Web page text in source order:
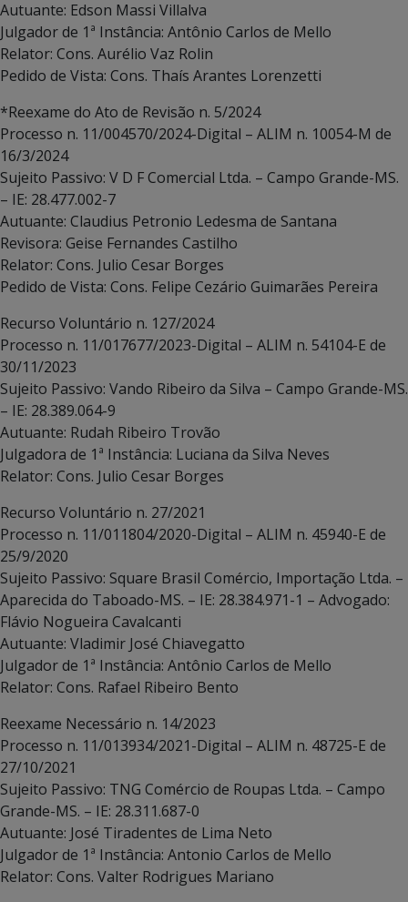
Autuante: Edson Massi Villalva
Julgador de 1ª Instância: Antônio Carlos de Mello
Relator: Cons. Aurélio Vaz Rolin
Pedido de Vista: Cons. Thaís Arantes Lorenzetti
*Reexame do Ato de Revisão n. 5/2024
Processo n. 11/004570/2024-Digital – ALIM n. 10054-M de
16/3/2024
Sujeito Passivo: V D F Comercial Ltda. – Campo Grande-MS.
– IE: 28.477.002-7
Autuante: Claudius Petronio Ledesma de Santana
Revisora: Geise Fernandes Castilho
Relator: Cons. Julio Cesar Borges
Pedido de Vista: Cons. Felipe Cezário Guimarães Pereira
Recurso Voluntário n. 127/2024
Processo n. 11/017677/2023-Digital – ALIM n. 54104-E de
30/11/2023
Sujeito Passivo: Vando Ribeiro da Silva – Campo Grande-MS.
– IE: 28.389.064-9
Autuante: Rudah Ribeiro Trovão
Julgadora de 1ª Instância: Luciana da Silva Neves
Relator: Cons. Julio Cesar Borges
Recurso Voluntário n. 27/2021
Processo n. 11/011804/2020-Digital – ALIM n. 45940-E de
25/9/2020
Sujeito Passivo: Square Brasil Comércio, Importação Ltda. –
Aparecida do Taboado-MS. – IE: 28.384.971-1 – Advogado:
Flávio Nogueira Cavalcanti
Autuante: Vladimir José Chiavegatto
Julgador de 1ª Instância: Antônio Carlos de Mello
Relator: Cons. Rafael Ribeiro Bento
Reexame Necessário n. 14/2023
Processo n. 11/013934/2021-Digital – ALIM n. 48725-E de
27/10/2021
Sujeito Passivo: TNG Comércio de Roupas Ltda. – Campo
Grande-MS. – IE: 28.311.687-0
Autuante: José Tiradentes de Lima Neto
Julgador de 1ª Instância: Antonio Carlos de Mello
Relator: Cons. Valter Rodrigues Mariano